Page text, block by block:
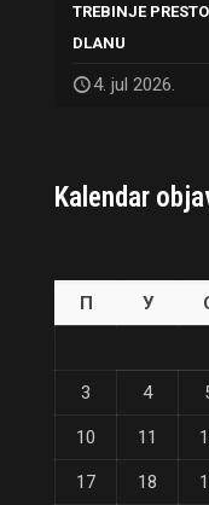
TREBINJE
DLANU
4. jul 2026.
Kalendar
П У
3 4
10 11
17 18